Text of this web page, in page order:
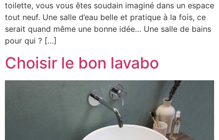
toilette, vous vous êtes soudain imaginé dans un espace
tout neuf. Une salle d’eau belle et pratique à la fois, ce
serait quand même une bonne idée… Une salle de bains
pour qui ? […]
Choisir le bon lavabo